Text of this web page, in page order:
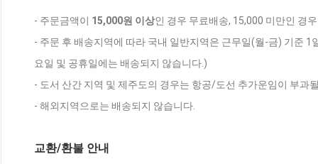
- 주문금액이 15,000원 이상인 경우 무료배송, 15,000 미만인 경
- 주문 후 배송지역에 따라 국내 일반지역은 근무일(월-금) 기준
요일 및 공휴일에는 배송되지 않습니다.)
- 도서 산간 지역 및 제주도의 경우는 항공/도선 추가운임이 부과
- 해외지역으로는 배송되지 않습니다.
교환/환불 안내